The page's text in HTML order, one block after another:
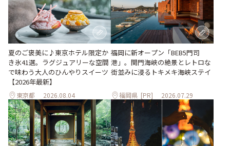
夏のご褒美に♪東京ホテル限定か
き氷41選。ラグジュアリーな空間
で味わう大人のひんやりスイーツ
【2026年最新】
東京都 2026.08.04
福岡に新オープン「BEB5門司
港」。関門海峡の絶景とレトロな
街並みに浸るトキメキ海峡ステイ
福岡県 [PR] 2026.07.29